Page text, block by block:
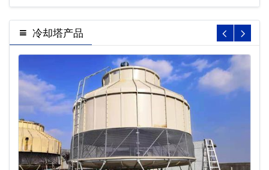
冷却塔产品